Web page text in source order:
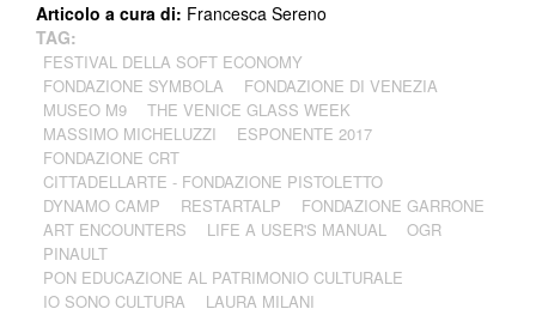
Articolo a cura di: Francesca Sereno
TAG:
FESTIVAL DELLA SOFT ECONOMY
FONDAZIONE SYMBOLA
FONDAZIONE DI VENEZIA
MUSEO M9
THE VENICE GLASS WEEK
MASSIMO MICHELUZZI
ESPONENTE 2017
FONDAZIONE CRT
CITTADELLARTE - FONDAZIONE PISTOLETTO
DYNAMO CAMP
RESTARTALP
FONDAZIONE GARRONE
ART ENCOUNTERS
LIFE A USER'S MANUAL
OGR
PINAULT
PON EDUCAZIONE AL PATRIMONIO CULTURALE
IO SONO CULTURA
LAURA MILANI